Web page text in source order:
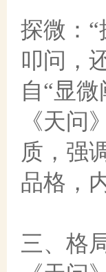
探微：
叩问，
自“显
《天问
质，强
品格，
三、格